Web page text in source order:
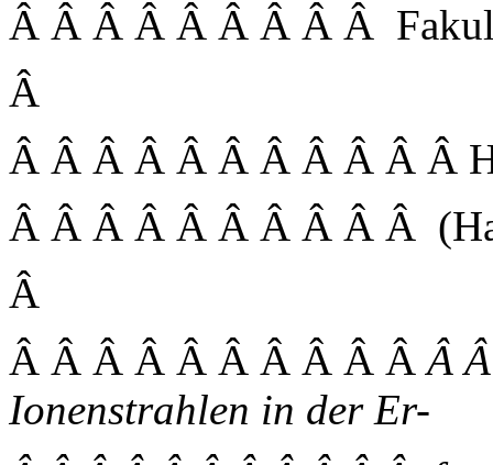
Â Â Â Â Â Â Â Â Â
Â
Â Â Â Â Â Â Â Â Â Â Â
Â Â Â Â Â Â Â Â Â Â
Â
Â Â Â Â Â Â Â Â Â ÂÂ
Ionenstrahlen in der Er-